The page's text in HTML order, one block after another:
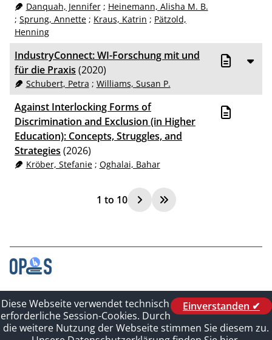
Danquah, Jennifer; Heinemann, Alisha M. B.
; Sprung, Annette ; Kraus, Katrin ; Pätzold,
Henning
IndustryConnect: WI-Forschung mit und
für die Praxis (2020)
Schubert, Petra ; Williams, Susan P.
Against Interlocking Forms of
Discrimination and Exclusion (in Higher
Education): Concepts, Struggles, and
Strategies (2026)
Kröber, Stefanie; Oghalai, Bahar
1 to 10
Contact
Legal_of_Dataprotect
Imprint
Einverstanden ✔
Diese Webseite verwendet technisch
erforderliche Session-Cookies. Durch
die weitere Nutzung der Webseite stimmen Sie diesem zu.